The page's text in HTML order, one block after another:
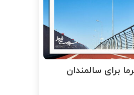
برای سالمندان